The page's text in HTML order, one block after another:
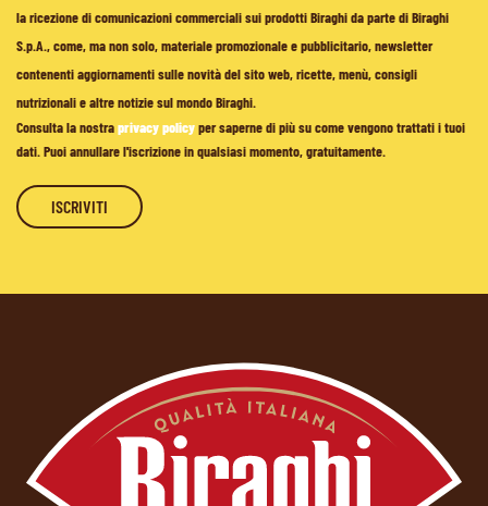
la ricezione di comunicazioni commerciali sui prodotti Biraghi da parte di Biraghi
S.p.A., come, ma non solo, materiale promozionale e pubblicitario, newsletter
contenenti aggiornamenti sulle novità del sito web, ricette, menù, consigli
nutrizionali e altre notizie sul mondo Biraghi.
Consulta la nostraprivacy policyper saperne di più su come vengono trattati i tuoi
dati. Puoi annullare l'iscrizione in qualsiasi momento, gratuitamente.